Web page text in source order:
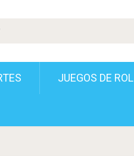
JUEGOS DE ROL